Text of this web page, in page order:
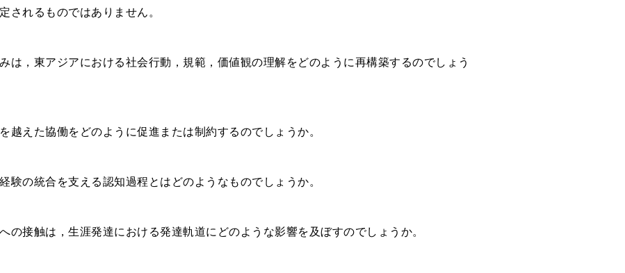
されるものではありません。
は，東アジアにおける社会行動，規範，価値観の理解をどのように再構築するのでしょう
越えた協働をどのように促進または制約するのでしょうか。
験の統合を支える認知過程とはどのようなものでしょうか。
の接触は，生涯発達における発達軌道にどのような影響を及ぼすのでしょうか。